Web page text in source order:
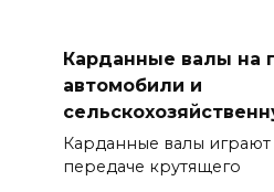
Карданные валы на
автомобили и
Карданные валы
передаче крутящего